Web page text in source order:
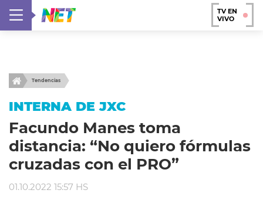
TV EN
VIVO
Tendencias
INTERNA DE JXC
Facundo Manes toma
distancia: “No quiero fórmulas
cruzadas con el PRO”
01.10.2022 15:57 HS